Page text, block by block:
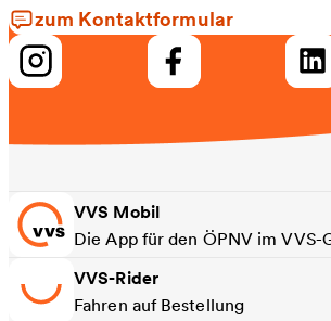
zum Kontaktformular
VVS Mobil
Die App für den ÖPNV im VVS-
VVS-Rider
Fahren auf Bestellung